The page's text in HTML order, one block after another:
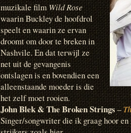
muzikale filmWild Rose
waarin Buckley de hoofdrol
speelt en waarin ze ervan
droomt om door te breken in
Nashvile. En dat terwijl ze
net uit de gevangenis
ontslagen is en bovendien een
alleenstaande moeder is die
het zelf moet rooien.
John Blek & The Broken Strings–
Singer/songwriter die ik graag hoor